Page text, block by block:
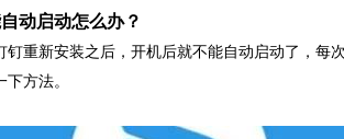
动启动怎么办？
新安装之后，开机后就不能自动启动了，每次
方法。